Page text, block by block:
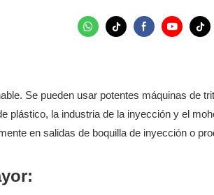
Se pueden usar potentes máquinas de
la industria de la inyección y el
en salidas de boquilla de inyección o